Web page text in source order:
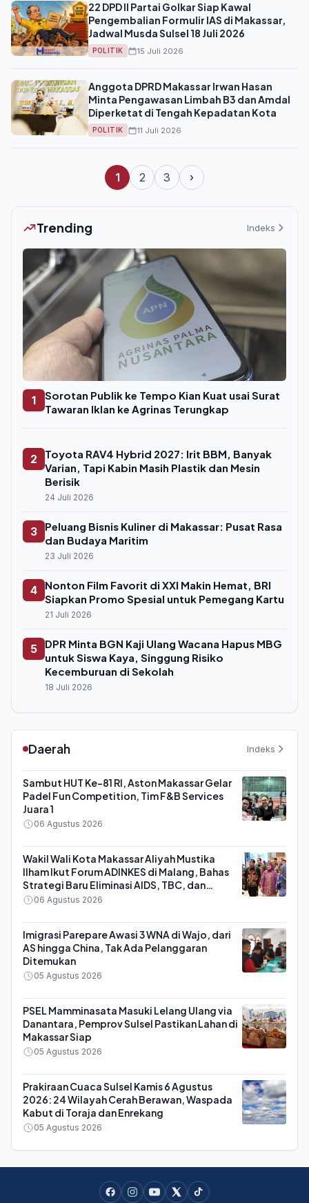
22 DPD II Partai Golkar Siap Kawal
Pengembalian Formulir IAS di Makassar,
Jadwal Musda Sulsel 18 Juli 2026
POLITIK 15 Juli 2026
Anggota DPRD Makassar Irwan Hasan
Minta Pengawasan Limbah B3 dan Amdal
Diperketat di Tengah Kepadatan Kota
POLITIK 11 Juli 2026
1 2 3 ›
Trending Indeks
1
Sorotan Publik ke Tempo Kian Kuat usai Surat
Tawaran Iklan ke Agrinas Terungkap
2
Toyota RAV4 Hybrid 2027: Irit BBM, Banyak
Varian, Tapi Kabin Masih Plastik dan Mesin
Berisik
24 Juli 2026
3
Peluang Bisnis Kuliner di Makassar: Pusat Rasa
dan Budaya Maritim
23 Juli 2026
4
Nonton Film Favorit di XXI Makin Hemat, BRI
Siapkan Promo Spesial untuk Pemegang Kartu
21 Juli 2026
5
DPR Minta BGN Kaji Ulang Wacana Hapus MBG
untuk Siswa Kaya, Singgung Risiko
Kecemburuan di Sekolah
18 Juli 2026
Daerah Indeks
Sambut HUT Ke-81 RI, Aston Makassar Gelar
Padel Fun Competition, Tim F&B Services
Juara 1
06 Agustus 2026
Wakil Wali Kota Makassar Aliyah Mustika
Ilham Ikut Forum ADINKES di Malang, Bahas
Strategi Baru Eliminasi AIDS, TBC, dan
Malaria
06 Agustus 2026
Imigrasi Parepare Awasi 3 WNA di Wajo, dari
AS hingga China, Tak Ada Pelanggaran
Ditemukan
05 Agustus 2026
PSEL Mamminasata Masuki Lelang Ulang via
Danantara, Pemprov Sulsel Pastikan Lahan di
Makassar Siap
05 Agustus 2026
Prakiraan Cuaca Sulsel Kamis 6 Agustus
2026: 24 Wilayah Cerah Berawan, Waspada
Kabut di Toraja dan Enrekang
05 Agustus 2026